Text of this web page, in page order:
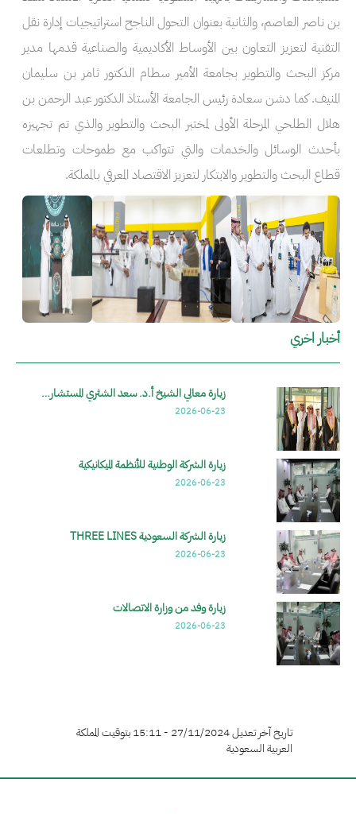
بن ناصر العاصم، والثانية بعنوان التحول الناجح استراتيجيات إدارة نقل
التقنية لتعزيز التعاون بين الأوساط الأكاديمية والصناعية قدمها مدير
مركز البحث والتطوير بجامعة الأمير سطام الدكتور ثامر بن سليمان
المنيف. كما دشن سعادة رئيس الجامعة الأستاذ الدكتور عبد الرحمن بن
هلال الطلحي المرحلة الأولى لمختبر البحث والتطوير والذي تم تجهيزه
بأحدث الوسائل والخدمات والتي تتواكب مع طموحات وتطلعات
قطاع البحث والتطوير والابتكار لتعزيز الاقتصاد المعرفي بالمملكة.
الصورة
الصورة الصورة
أخبار اخري
زيارة معالي الشيخ أ.د. سعد الشثري المستشار…
2026-06-23
زيارة الشركة الوطنية للأنظمة الميكانيكية
2026-06-23
زيارة الشركة السعودية THREE LINES
2026-06-23
زيارة وفد من وزارة الاتصالات
2026-06-23
تاريخ آخر تعديل 27/11/2024 - 15:11 بتوقيت المملكة
العربية السعودية